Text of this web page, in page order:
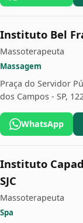
Instituto Bel
Massoterapeuta
Massagem
Praça do Servidor
dos Campos - SP,
WhatsApp
Instituto
SJC
Massoterapeuta
Spa